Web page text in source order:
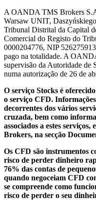
A OANDA TMS Brokers
Warsaw UNIT,
Tribunal Distrital da Capital
Comercial do Registo do
0000204776, NIP
pago na totalidade. A
supervisão da Autoridade de
numa autorização de 26 de
O serviço Stocks é
o serviço CFD.
decorrentes dos vários
cruzada, bem como
associados a estes
Brokers, na secção
Os CFD são instrumentos
risco de perder dinheiro
76% das contas de
quando negoceiam CFD
se compreende como
risco de perder o seu